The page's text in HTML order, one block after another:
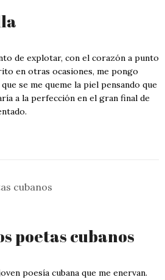
de explotar, con el corazón a punto
en otras ocasiones, me pongo
se me queme la piel pensando que
a la perfección en el gran final de
poetas cubanos
poesía cubana que me enervan.